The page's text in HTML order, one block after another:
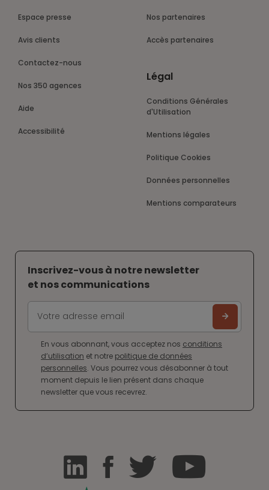
Espace presse
Avis clients
Contactez-nous
Nos 350 agences
Aide
Accessibilité
Nos partenaires
Accès partenaires
Légal
Conditions Générales
d'Utilisation
Mentions légales
Politique Cookies
Données personnelles
Mentions comparateurs
Inscrivez-vous à notre newsletter
et nos communications
En vous abonnant, vous acceptez nos conditions
d’utilisation et notre politique de données
personnelles. Vous pourrez vous désabonner à tout
moment depuis le lien présent dans chaque
newsletter que vous recevrez.